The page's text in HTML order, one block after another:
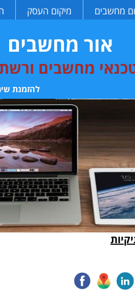
מחשבים מיקום העסק
אור מחשבים
מחשבים
להזמנת